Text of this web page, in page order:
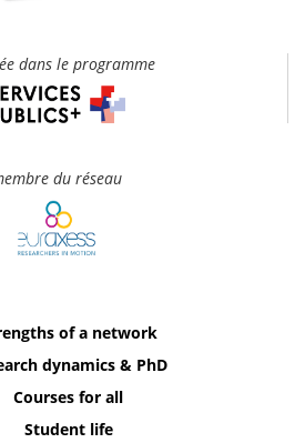
dans le programme
du réseau
of a network
dynamics & PhD
Courses for all
Student life